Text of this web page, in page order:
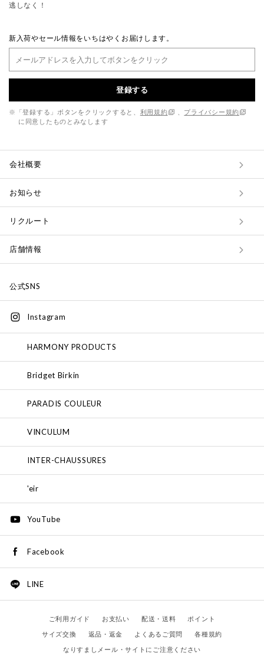
逃しなく！
新入荷やセール情報をいちはやくお届けします。
登録する
※「登録する」ボタンをクリックすると、 利用規約
プライバシー規約
に同意したものとみなします
会社概要
お知らせ
リクルート
店舗情報
公式SNS
Instagram
HARMONY PRODUCTS
Bridget Birkin
PARADIS COULEUR
VINCULUM
INTER-CHAUSSURES
'eir
YouTube
Facebook
LINE
ご利用ガイド お支払い 配送・送料
ポイント
サイズ交換
返品・返金 よくあるご質問
各種規約
なりすましメール・サイトにご注意ください